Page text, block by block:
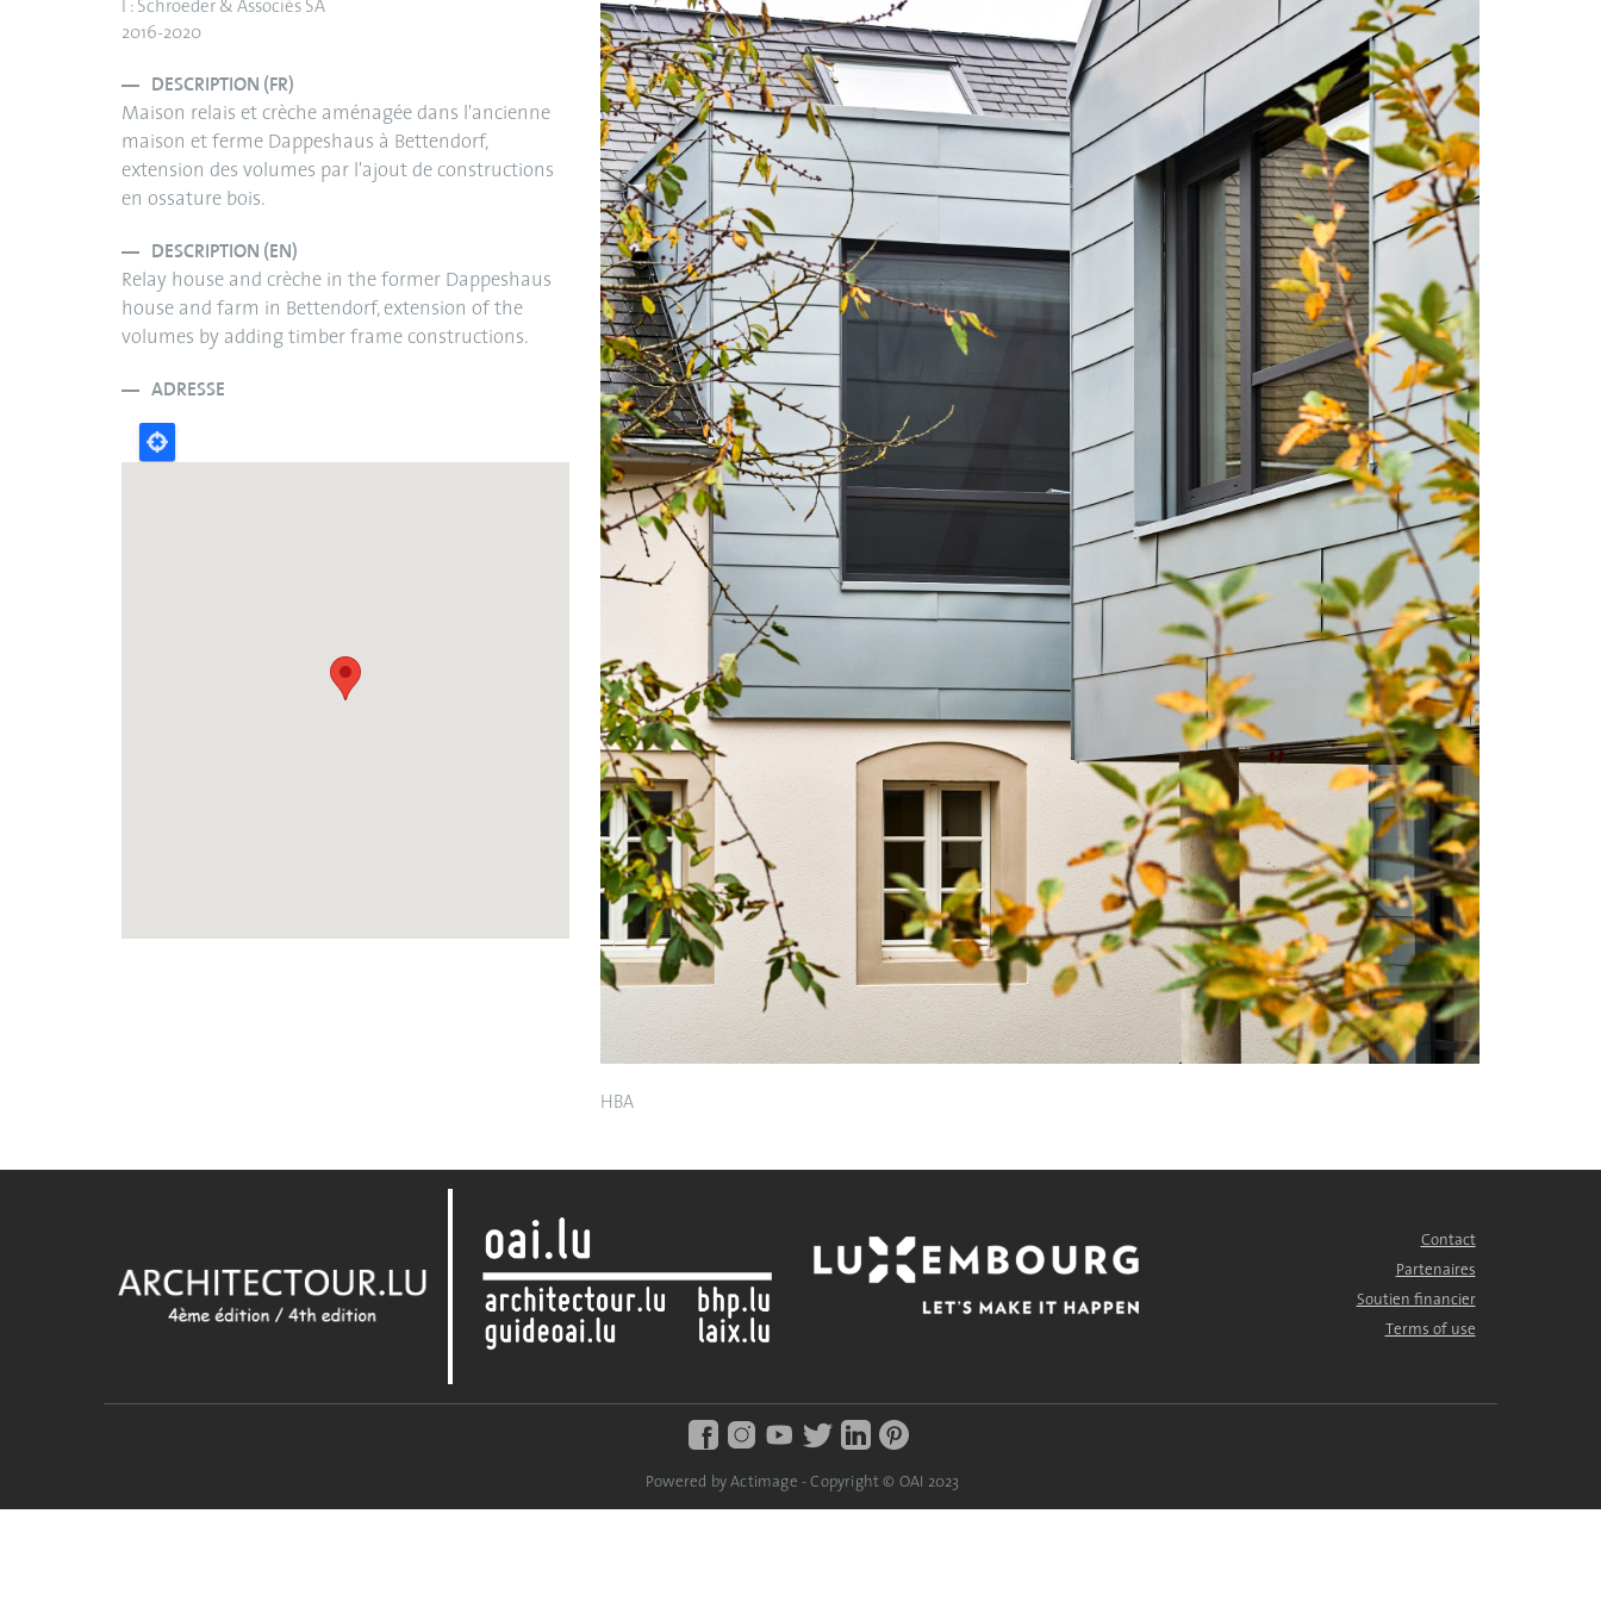
I : Schroeder & Associés SA
2016-2020
DESCRIPTION (FR)
Maison relais et crèche aménagée dans l'ancienne
maison et ferme Dappeshaus à Bettendorf,
extension des volumes par l'ajout de constructions
en ossature bois.
DESCRIPTION (EN)
Relay house and crèche in the former Dappeshaus
house and farm in Bettendorf, extension of the
volumes by adding timber frame constructions.
ADRESSE
HBA
Contact
Partenaires
Soutien financier
Terms of use
Powered by Actimage - Copyright © OAI 2023